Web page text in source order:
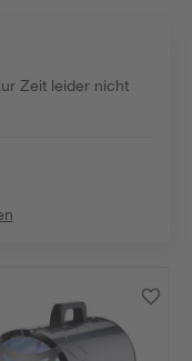
Zeit leider nicht